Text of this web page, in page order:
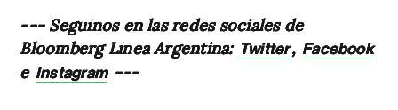
--- Seguínos en las redes sociales de
Bloomberg Línea Argentina: Twitter, Facebook
e Instagram ---